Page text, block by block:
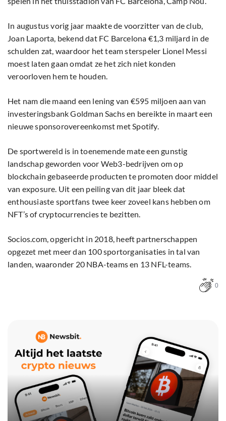
In augustus vorig jaar maakte de voorzitter van de club,
Joan Laporta, bekend dat FC Barcelona €1,3 miljard in de
schulden zat, waardoor het team sterspeler Lionel Messi
moest laten gaan omdat ze het zich niet konden
veroorloven hem te houden.
Het nam die maand een lening van €595 miljoen aan van
investeringsbank Goldman Sachs en bereikte in maart een
nieuwe sponsorovereenkomst met Spotify.
De sportwereld is in toenemende mate een gunstig
landschap geworden voor Web3-bedrijven om op
blockchain gebaseerde producten te promoten door middel
van exposure. Uit een peiling van dit jaar bleek dat
enthousiaste sportfans twee keer zoveel kans hebben om
NFT’s of cryptocurrencies te bezitten.
Socios.com, opgericht in 2018, heeft partnerschappen
opgezet met meer dan 100 sportorganisaties in tal van
landen, waaronder 20 NBA-teams en 13 NFL-teams.
0